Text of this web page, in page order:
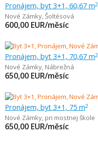
Pronájem, byt 3+1, 60,67 m2
Nové Zámky,Šoltésová
600,00 EUR/měsíc
Pronájem, byt 3+1, 70,67 m2
Nové Zámky, Nábrežná
650,00 EUR/měsíc
Pronájem, byt 3+1, 75 m2
Nové Zámky, pri mostnej škole
650,00 EUR/měsíc